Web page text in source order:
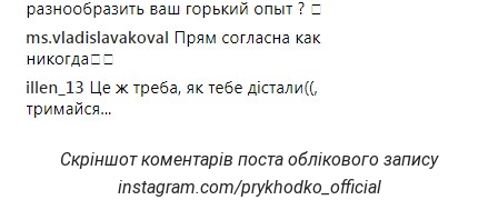
Скріншот коментарів поста облікового запису
instagram.com/prykhodko_ official